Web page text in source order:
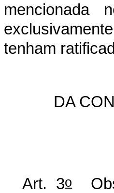
tenham
DA
Art. 3o